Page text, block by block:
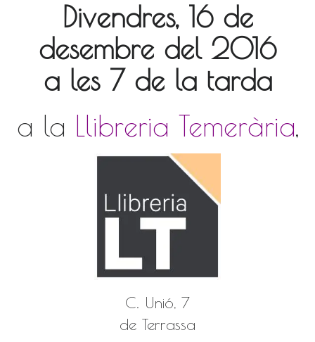
Divendres, 16 de
desembre del 2016
a les 7 de la tarda
a la Llibreria Temerària,
C. Unió, 7
de Terrassa